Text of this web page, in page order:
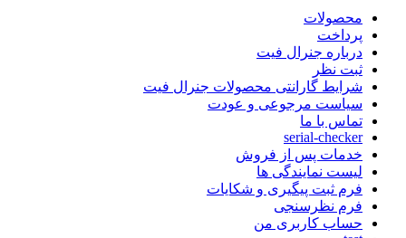
محصولات
پرداخت
درباره جنرال فیت
ثبت نظر
شرایط گارانتی محصولات جنرال فیت
سیاست مرجوعی و عودت
تماس با ما
serial-checker
خدمات پس از فروش
لیست نمایندگی ها
فرم ثبت پیگیری و شکایات
فرم نظرسنجی
حساب کاربری من